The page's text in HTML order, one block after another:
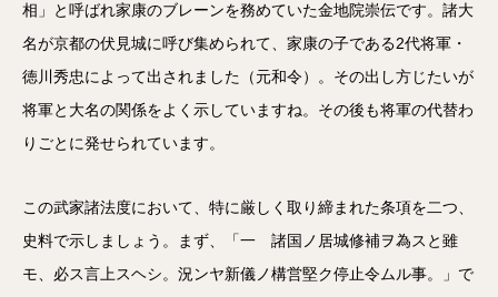
相」と呼ばれ家康のブレーンを務めていた金地院崇伝です。諸大
名が京都の伏見城に呼び集められて、家康の子である2代将軍・
徳川秀忠によって出されました（元和令）。その出し方じたいが
将軍と大名の関係をよく示していますね。その後も将軍の代替わ
りごとに発せられています。
この武家諸法度において、特に厳しく取り締まれた条項を二つ、
史料で示しましょう。まず、「一 諸国ノ居城修補ヲ為スと雖
モ、必ス言上スヘシ。況ンヤ新儀ノ構営堅ク停止令ムル事。」で